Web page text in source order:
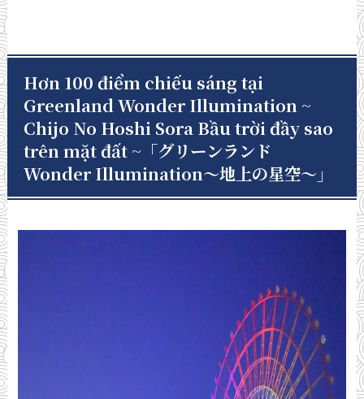
Hơn 100 điểm chiếu sáng tại
Greenland Wonder Illumination ~
Chijo No Hoshi Sora Bầu trời đầy sao
trên mặt đất ~「グリーンランド
Wonder Illumination～地上の星空～」